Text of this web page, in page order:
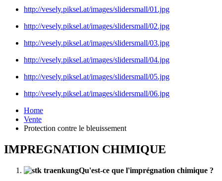
http://vesely.piksel.at/images/slidersmall/01.jpg
http://vesely.piksel.at/images/slidersmall/02.jpg
http://vesely.piksel.at/images/slidersmall/03.jpg
http://vesely.piksel.at/images/slidersmall/04.jpg
http://vesely.piksel.at/images/slidersmall/05.jpg
http://vesely.piksel.at/images/slidersmall/06.jpg
Home
Vente
Protection contre le bleuissement
IMPREGNATION CHIMIQUE
Qu'est-ce que l'imprégnation chimique ?